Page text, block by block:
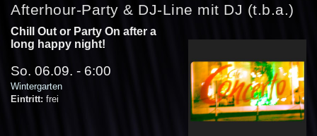
Afterhour-Party & DJ-Line mit DJ (t.b.a.)
Chill Out or Party On after a
long happy night!
So. 06.09. - 6:00
Wintergarten
Eintritt: frei